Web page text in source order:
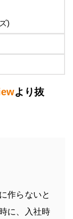
)
より抜
作らないと
に、入社時